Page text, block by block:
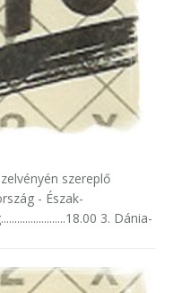
szereplő
3. Dánia-